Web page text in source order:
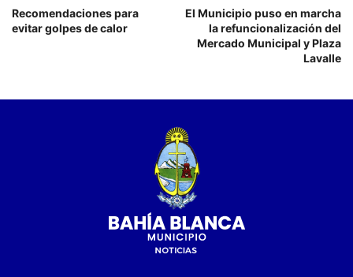
Recomendaciones para
evitar golpes de calor
El Municipio puso en marcha
la refuncionalización del
Mercado Municipal y Plaza
Lavalle